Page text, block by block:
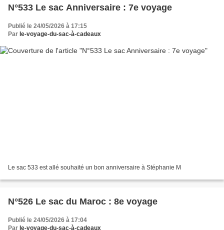
N°533 Le sac Anniversaire : 7e voyage
Publié le 24/05/2026 à 17:15
Par le-voyage-du-sac-à-cadeaux
Le sac 533 est allé souhaité un bon anniversaire à Stéphanie M
N°526 Le sac du Maroc : 8e voyage
Publié le 24/05/2026 à 17:04
Par le-voyage-du-sac-à-cadeaux